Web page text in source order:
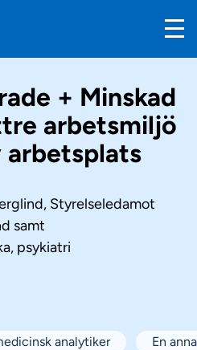
+ Minskad
arbetsmiljö
Styrelseledamot
samt
psykiatri
analytiker En